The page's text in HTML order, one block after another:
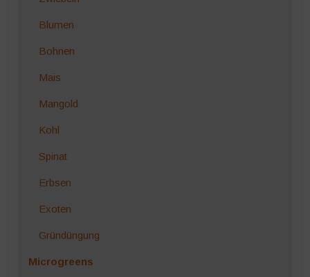
Blumen
Bohnen
Mais
Mangold
Kohl
Spinat
Erbsen
Exoten
Gründüngung
Microgreens